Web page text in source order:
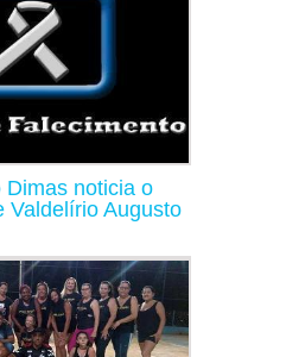
Dimas noticia o
Valdelírio Augusto